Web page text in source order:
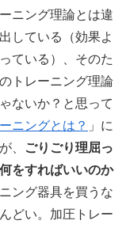
ニング理論とは違
している（効果よ
ている）、そのた
トレーニング理論
ないか？と思って
ニングとは？ 」に
、
ごりごり理屈っ
をすればいいのか
ング器具を買うな
どい。加圧トレー